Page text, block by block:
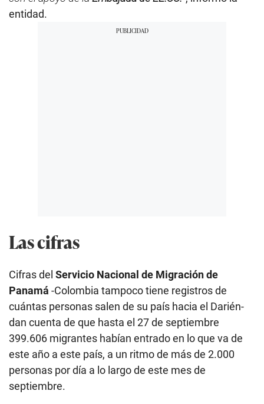
entidad.
Las cifras
Cifras del Servicio Nacional de Migración de
Panamá -Colombia tampoco tiene registros de
cuántas personas salen de su país hacia el Darién-
dan cuenta de que hasta el 27 de septiembre
399.606 migrantes habían entrado en lo que va de
este año a este país, a un ritmo de más de 2.000
personas por día a lo largo de este mes de
septiembre.